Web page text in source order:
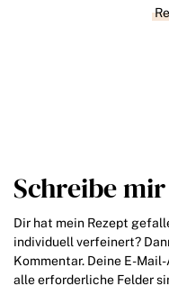
Schreibe
Dir hat mein Rezept
individuell verfeinert?
Kommentar. Deine E-
alle erforderliche Felder